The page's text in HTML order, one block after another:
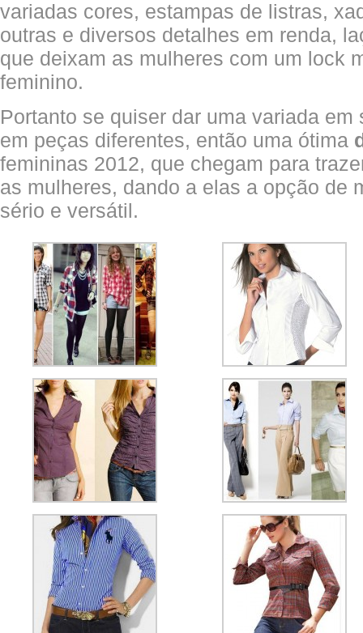
variadas cores, estampas de listras,
outras e diversos detalhes em renda,
que deixam as mulheres com um lock
feminino.
Portanto se quiser dar uma variada
em peças diferentes, então uma ótima
femininas 2012, que chegam para
as mulheres, dando a elas a opção de
sério e versátil.